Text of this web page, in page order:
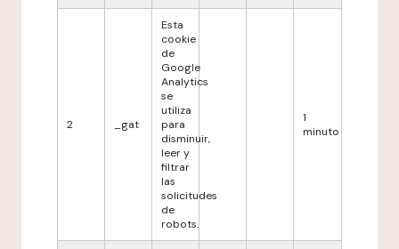
2 _gat
Esta
cookie
de
Google
Analytics
se
utiliza
para
disminuir,
leer y
filtrar
las
solicitudes
de
robots.
1
minuto